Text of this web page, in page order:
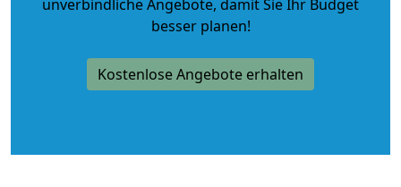
unverbindliche Angebote, damit Sie Ihr Budget
besser planen!
Kostenlose Angebote erhalten